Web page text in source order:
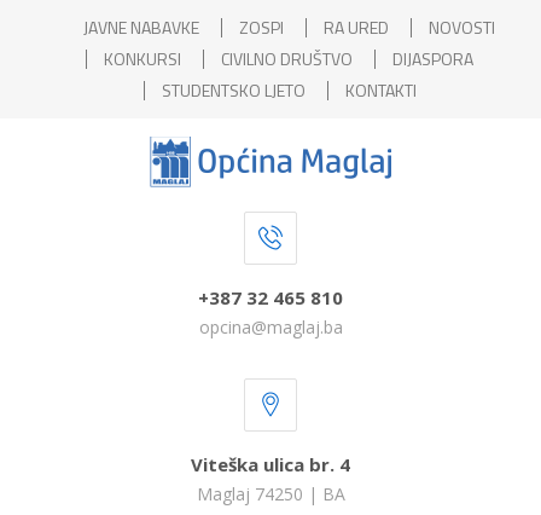
JAVNE NABAVKE ZOSPI RA URED
NOVOSTI
KONKURSI
CIVILNO DRUŠTVO
DIJASPORA
STUDENTSKO LJETO
KONTAKTI
+387 32 465 810
opcina@maglaj.ba
Viteška ulica br. 4
Maglaj 74250 | BA